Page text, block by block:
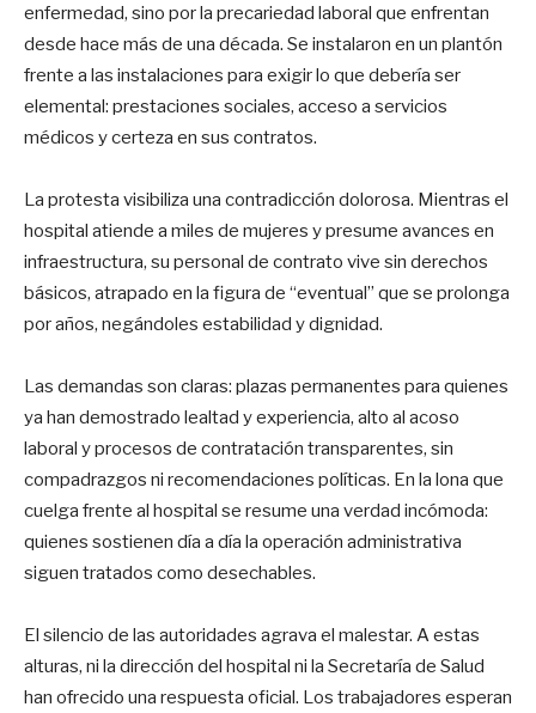
enfermedad, sino por la precariedad laboral que enfrentan
desde hace más de una década. Se instalaron en un plantón
frente a las instalaciones para exigir lo que debería ser
elemental: prestaciones sociales, acceso a servicios
médicos y certeza en sus contratos.
La protesta visibiliza una contradicción dolorosa. Mientras el
hospital atiende a miles de mujeres y presume avances en
infraestructura, su personal de contrato vive sin derechos
básicos, atrapado en la figura de “eventual” que se prolonga
por años, negándoles estabilidad y dignidad.
Las demandas son claras: plazas permanentes para quienes
ya han demostrado lealtad y experiencia, alto al acoso
laboral y procesos de contratación transparentes, sin
compadrazgos ni recomendaciones políticas. En la lona que
cuelga frente al hospital se resume una verdad incómoda:
quienes sostienen día a día la operación administrativa
siguen tratados como desechables.
El silencio de las autoridades agrava el malestar. A estas
alturas, ni la dirección del hospital ni la Secretaría de Salud
han ofrecido una respuesta oficial. Los trabajadores esperan